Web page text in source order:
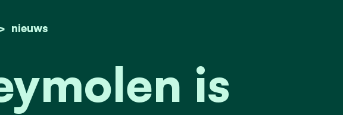
nieuws
van keymolen is kandidaat-burgemeester voor cd&v tijdens
is